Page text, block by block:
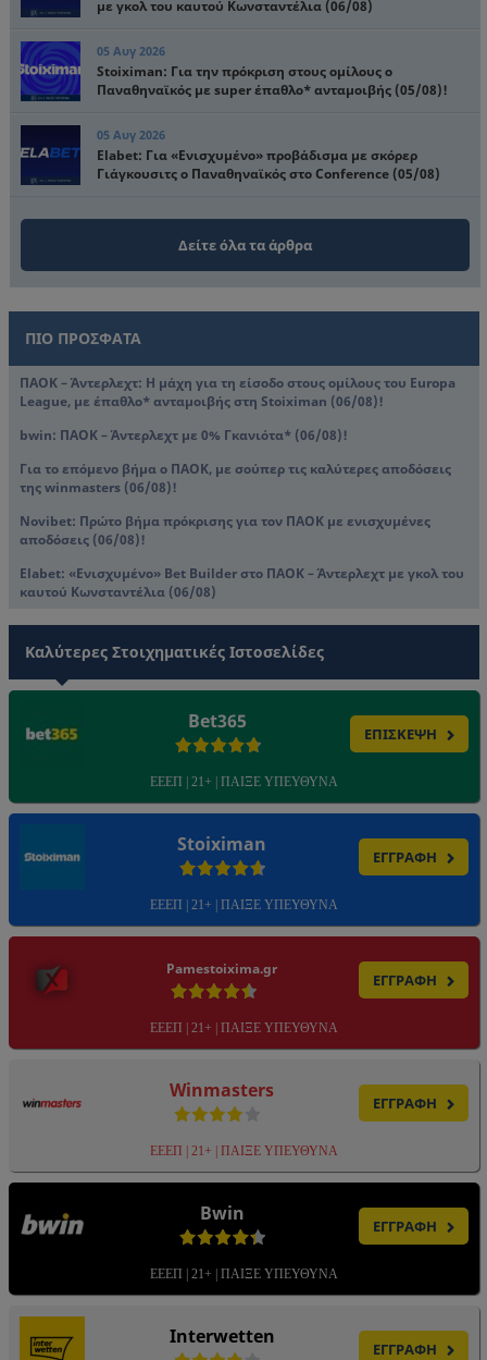
με γκολ του καυτού Κωνσταντέλια (06/08)
05 Αυγ 2026
Stoiximan: Για την πρόκριση στους ομίλους ο
Παναθηναϊκός με super έπαθλο* ανταμοιβής (05/08)!
05 Αυγ 2026
Elabet: Για «Ενισχυμένο» προβάδισμα με σκόρερ
Γιάγκουσιτς ο Παναθηναϊκός στο Conference (05/08)
Δείτε όλα τα άρθρα
ΠΙΟ ΠΡΟΣΦΑΤΑ
ΠΑΟΚ – Άντερλεχτ: Η μάχη για τη είσοδο στους ομίλους του Europa
League, με έπαθλο* ανταμοιβής στη Stoiximan (06/08)!
bwin: ΠΑΟΚ – Άντερλεχτ με 0% Γκανιότα* (06/08)!
Για το επόμενο βήμα ο ΠΑΟΚ, με σούπερ τις καλύτερες αποδόσεις
της winmasters (06/08)!
Novibet: Πρώτο βήμα πρόκρισης για τον ΠΑΟΚ με ενισχυμένες
αποδόσεις (06/08)!
Elabet: «Ενισχυμένο» Bet Builder στο ΠΑΟΚ – Άντερλεχτ με γκολ του
καυτού Κωνσταντέλια (06/08)
Καλύτερες Στοιχηματικές Ιστοσελίδες
Bet365
ΕΠΙΣΚΕΨΗ
ΕΕΕΠ | 21+ | ΠΑΙΞΕ ΥΠΕΥΘΥΝΑ
Stoiximan
ΕΓΓΡΑΦΗ
ΕΕΕΠ | 21+ | ΠΑΙΞΕ ΥΠΕΥΘΥΝΑ
Pamestoixima.gr
ΕΓΓΡΑΦΗ
ΕΕΕΠ | 21+ | ΠΑΙΞΕ ΥΠΕΥΘΥΝΑ
Winmasters
ΕΓΓΡΑΦΗ
ΕΕΕΠ | 21+ | ΠΑΙΞΕ ΥΠΕΥΘΥΝΑ
Bwin
ΕΓΓΡΑΦΗ
ΕΕΕΠ | 21+ | ΠΑΙΞΕ ΥΠΕΥΘΥΝΑ
Interwetten
ΕΓΓΡΑΦΗ